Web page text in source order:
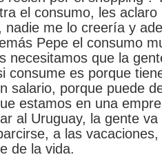
el consumo, les
nadie me lo creería y
Pepe el consumo
necesitamos que la
consume es porque
salario, porque puede
estamos en una
al Uruguay, la gente
a las
de la vida.